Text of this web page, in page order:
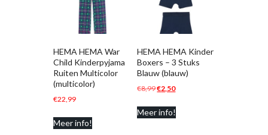
HEMA HEMA War
Child Kinderpyjama
Ruiten Multicolor
(multicolor)
€22,99
Meer info!
HEMA HEMA Kinder
Boxers – 3 Stuks
Blauw (blauw)
€8,99Oorspronkelijke
was:
€2,50Huidige
Meer info!